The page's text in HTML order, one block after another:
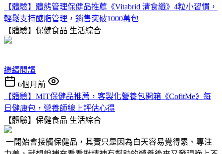
【體驗】體態管理保健品推薦《Vitabrid 清食纖》4粒小習慣，
輕鬆支持醣脂管理，銷售突破1000萬包
【體驗】保健食品 生活綜合
繼續閱讀
6個月前
【體驗】MIT保健品推薦，客製化營養包開箱《CofitMe》每
日健康包，營養師線上評估心得
【體驗】保健食品 生活綜合
一開始會接觸保健品，其實只是因為白天容易覺得累、專注